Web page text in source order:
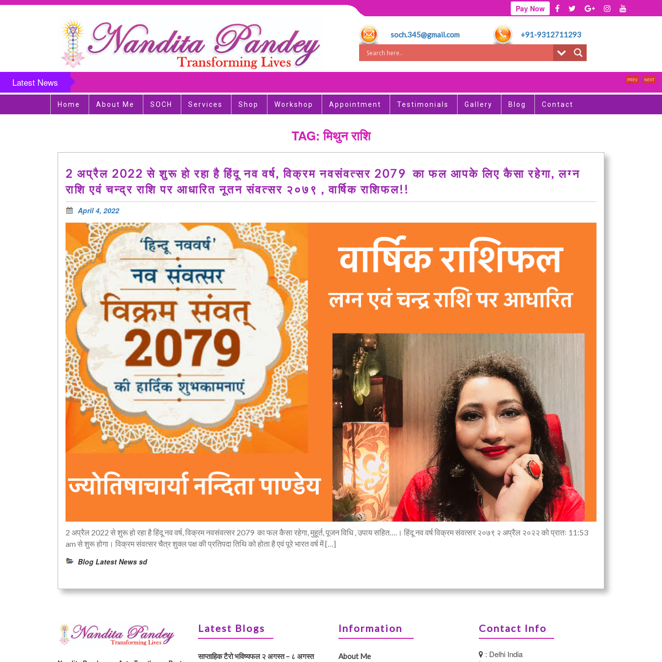
Pay Now
soch.345@gmail.com +91-9312711293
Latest News PREV NEXT
Home About Me SOCH Services Shop Workshop Appointment Testimonials Gallery Blog Contact
TAG: मिथुन राशि
2 अप्रैल 2022 से शुरू हो रहा है हिंदू नव वर्ष, विक्रम नवसंवत्सर 2079 का फल आपके लिए कैसा रहेगा, लग्न
राशि एवं चन्द्र राशि पर आधारित नूतन संवत्सर २०७९ , वार्षिक राशिफल!!
April 4, 2022
2 अप्रैल 2022 से शुरू हो रहा है हिंदू नव वर्ष, विक्रम नवसंवत्सर 2079 का फल कैसा रहेगा, मुहूर्त, पूजन विधि , उपाय सहित….। हिंदू नव वर्ष विक्रम संवत्सर २०७९ २ अप्रैल २०२२ को प्रातः 11:53
am से शुरू होगा। विक्रम संवत्सर चैत्र शुक्ल पक्ष की प्रतिपदा तिथि को होता है एवं पूरे भारत वर्ष में […]
Blog Latest News sd
Latest Blogs
साप्ताहिक टैरो भविष्यफल २ अगस्त – ८ अगस्त
Information
About Me
Contact Info
: Delhi India